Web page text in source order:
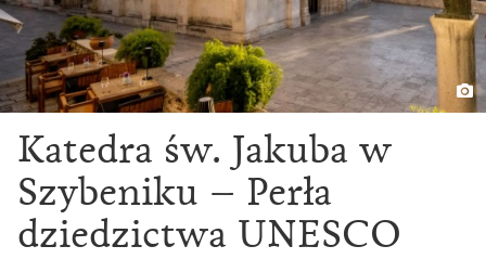
Katedra św. Jakuba w
Szybeniku – Perła
dziedzictwa UNESCO